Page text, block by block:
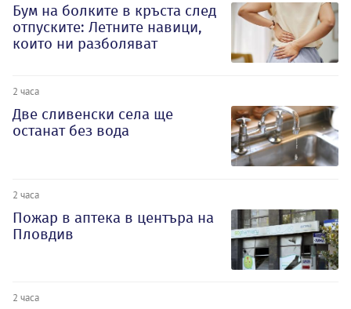
Бум на болките в кръста след
отпуските: Летните навици,
които ни разболяват
2 часа
Две сливенски села ще
останат без вода
2 часа
Пожар в аптека в центъра на
Пловдив
2 часа